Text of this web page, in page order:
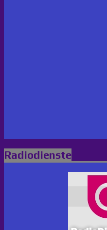
Radiodienste